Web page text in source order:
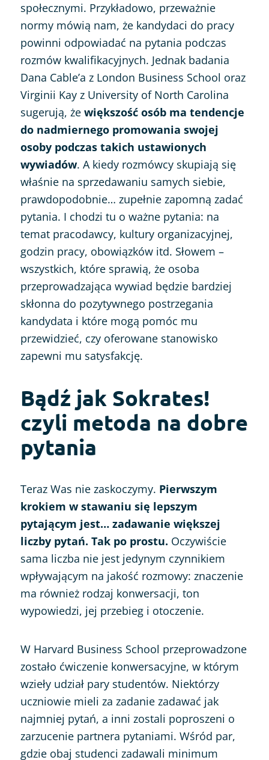
społecznymi. Przykładowo, przeważnie
normy mówią nam, że kandydaci do pracy
powinni odpowiadać na pytania podczas
rozmów kwalifikacyjnych. Jednak badania
Dana Cable’a z London Business School oraz
Virginii Kay z University of North Carolina
sugerują, że większość osób ma tendencje
do nadmiernego promowania swojej
osoby podczas takich ustawionych
wywiadów. A kiedy rozmówcy skupiają się
właśnie na sprzedawaniu samych siebie,
prawdopodobnie… zupełnie zapomną zadać
pytania. I chodzi tu o ważne pytania: na
temat pracodawcy, kultury organizacyjnej,
godzin pracy, obowiązków itd. Słowem –
wszystkich, które sprawią, że osoba
przeprowadzająca wywiad będzie bardziej
skłonna do pozytywnego postrzegania
kandydata i które mogą pomóc mu
przewidzieć, czy oferowane stanowisko
zapewni mu satysfakcję.
Bądź jak Sokrates!
czyli metoda na dobre
pytania
Teraz Was nie zaskoczymy. Pierwszym
krokiem w stawaniu się lepszym
pytającym jest… zadawanie większej
liczby pytań. Tak po prostu. Oczywiście
sama liczba nie jest jedynym czynnikiem
wpływającym na jakość rozmowy: znaczenie
ma również rodzaj konwersacji, ton
wypowiedzi, jej przebieg i otoczenie.
W Harvard Business School przeprowadzone
zostało ćwiczenie konwersacyjne, w którym
wzieły udział pary studentów. Niektórzy
uczniowie mieli za zadanie zadawać jak
najmniej pytań, a inni zostali poproszeni o
zarzucenie partnera pytaniami. Wśród par,
gdzie obaj studenci zadawali minimum